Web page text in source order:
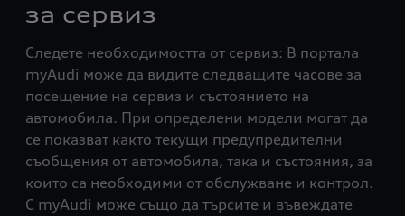
за сервиз
Следете необходимостта от сервиз: В портала
myAudi може да видите следващите часове за
посещение на сервиз и състоянието на
автомобила. При определени модели могат да
се показват както текущи предупредителни
съобщения от автомобила, така и състояния, за
които са необходими от обслужване и контрол.
С myAudi може също да търсите и въвеждате